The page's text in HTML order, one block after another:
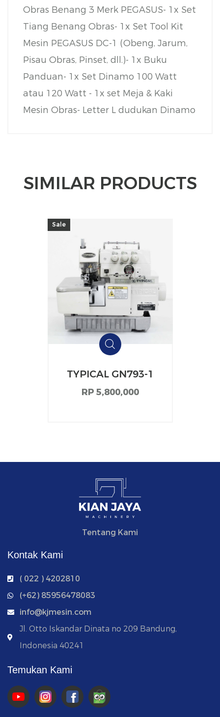
Obras Benang 3 Merk PEGASUS- 1x Set
Tiang Benang Obras- 1x Set Tool Kit
Mesin PEGASUS DC-1 (Obeng, Jarum,
Pisau Obras, Pinset, dll.)- 1x Buku
Panduan- 1x Set Dinamo 100 Watt
atau 120 Watt - 1x set Meja & Kaki
Mesin Obras- Letter L dudukan Dinamo
SIMILAR PRODUCTS
Sale
TYPICAL GN793-1
RP 5,800,000
Tentang Kami
Kontak Kami
( 022 ) 4202810
‭(+62) 85956478083
info@kjmesin.com
Jl. Otto Iskandar Dinata no 209 Bandung,
Indonesia 40241
Temukan Kami